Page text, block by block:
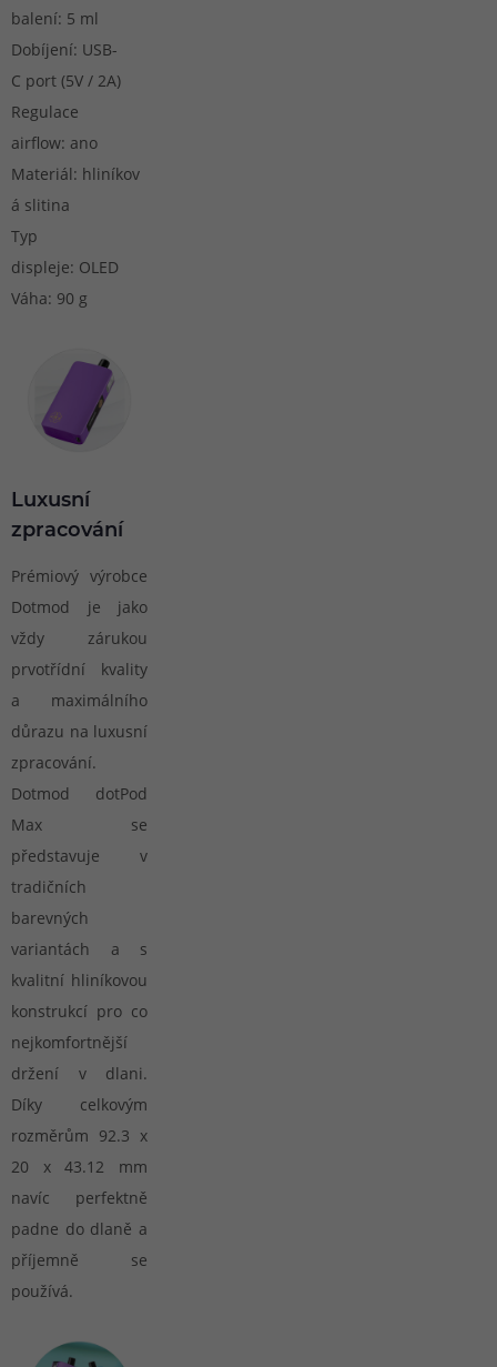
balení: 5 ml
Dobíjení: USB-
C port (5V / 2A)
Regulace
airflow: ano
Materiál: hliníkov
á slitina
Typ
displeje: OLED
Váha: 90 g
Luxusní
zpracování
Prémiový výrobce
Dotmod je jako
vždy zárukou
prvotřídní kvality
a maximálního
důrazu na luxusní
zpracování.
Dotmod dotPod
Max se
představuje v
tradičních
barevných
variantách a s
kvalitní hliníkovou
konstrukcí pro co
nejkomfortnější
držení v dlani.
Díky celkovým
rozměrům 92.3 x
20 x 43.12 mm
navíc perfektně
padne do dlaně a
příjemně se
používá.